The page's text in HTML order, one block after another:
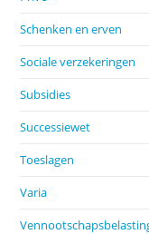
Schenken en erven
Sociale verzekeringen
Subsidies
Successiewet
Toeslagen
Varia